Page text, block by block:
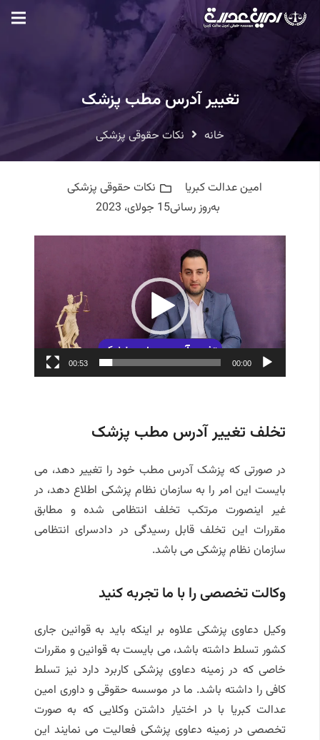
تغییر آدرس مطب پزشک
خانه نکات حقوقی پزشکی
امین عدالت کبریا
نکات حقوقی پزشکی
به‌روز رسانی15 جولای، 2023
ویدیو
00:00
00:53
تخلف تغییر آدرس مطب پزشک
در صورتی که پزشک آدرس مطب خود را تغییر دهد، می
بایست این امر را به سازمان نظام پزشکی اطلاع دهد، در
غیر اینصورت مرتکب تخلف انتظامی شده و مطابق
مقررات این تخلف قابل رسیدگی در دادسرای انتظامی
سازمان نظام پزشکی می باشد.
وکالت تخصصی را با ما تجربه کنید
وکیل دعاوی پزشکی علاوه بر اینکه باید به قوانین جاری
کشور تسلط داشته باشد، می بایست به قوانین و مقررات
خاصی که در زمینه دعاوی پزشکی کاربرد دارد نیز تسلط
کافی را داشته باشد. ما در موسسه حقوقی و داوری امین
عدالت کبریا با در اختیار داشتن وکلایی که به صورت
تخصصی در زمینه دعاوی پزشکی فعالیت می نمایند این